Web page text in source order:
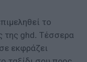
το
της ghd. Τέσσερα
εκφράζει